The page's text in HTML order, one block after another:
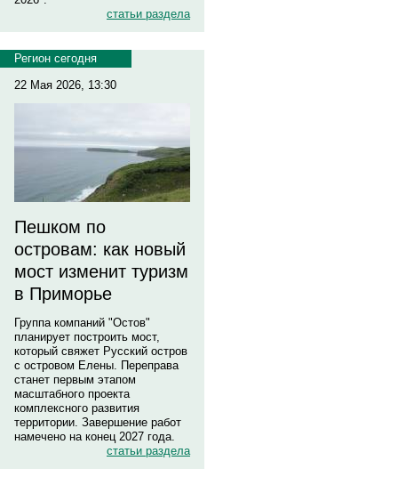
статьи раздела
Регион сегодня
22 Мая 2026, 13:30
Пешком по
островам: как новый
мост изменит туризм
в Приморье
Группа компаний "Остов"
планирует построить мост,
который свяжет Русский остров
с островом Елены. Переправа
станет первым этапом
масштабного проекта
комплексного развития
территории. Завершение работ
намечено на конец 2027 года.
статьи раздела